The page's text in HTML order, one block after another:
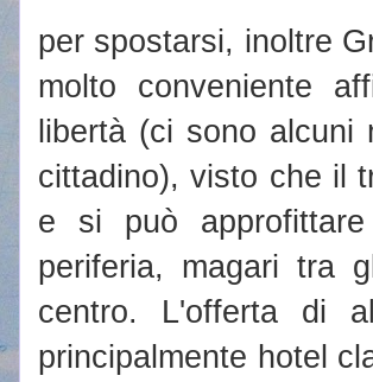
per spostarsi, inoltre
molto conveniente
libertà (ci sono alcuni
cittadino), visto che il
e si può
periferia, magari tra
centro. L'offerta di
principalmente hotel